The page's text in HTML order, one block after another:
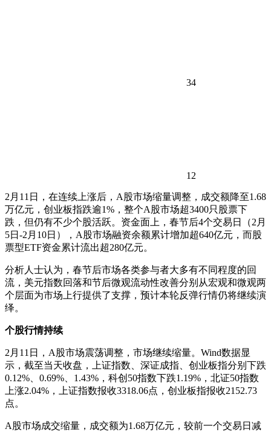
34
12
2月11日，在连续上涨后，A股市场缩量调整，成交额降至1.68
万亿元，创业板指跌逾1%，整个A股市场超3400只股票下
跌，但仍有不少个股活跃。资金面上，春节后4个交易日（2月
5日-2月10日），A股市场融资余额累计增加超640亿元，而股
票型ETF资金累计流出超280亿元。
分析人士认为，春节后市场各类参与者大多有不同程度的回
流，美元指数回落和节后微观流动性改善分别从宏观和微观两
个层面为市场上行提供了支撑，预计本轮反弹行情仍将继续演
绎。
个股行情持续
2月11日，A股市场震荡调整，市场继续缩量。Wind数据显
示，截至当天收盘，上证指数、深证成指、创业板指分别下跌
0.12%、0.69%、1.43%，科创50指数下跌1.19%，北证50指数
上涨2.04%，上证指数报收3318.06点，创业板指报收2152.73
点。
A股市场成交缩量，成交额为1.68万亿元，较前一个交易日减